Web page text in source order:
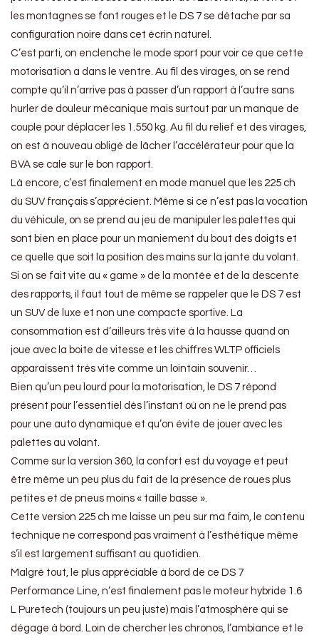
les montagnes se font rouges et le DS 7 se détache par sa
configuration noire dans cet écrin naturel.
C’est parti, on enclenche le mode sport pour voir ce que cette
motorisation a dans le ventre. Au fil des virages, on se rend
compte qu’il n’arrive pas à passer d’un rapport à l’autre sans
hurler de douleur mécanique mais surtout par un manque de
couple pour déplacer les 1.550 kg. Au fil du relief et des virages,
on est à nouveau obligé de lâcher l’accélérateur pour que la
BVA se cale sur le bon rapport.
Là encore, c’est finalement en mode manuel que les 225 ch
du SUV français s’apprécient. Même si ce n’est pas la vocation
du véhicule, on se prend au jeu de manipuler les palettes qui
sont bien en place pour un maniement du bout des doigts et
ce quelle que soit la position des mains sur la jante du volant.
Si on se fait vite au « game » de la montée et de la descente
des rapports, il faut tout de même se rappeler que le DS 7 est
un SUV de luxe et non une compacte sportive. La
consommation est d’ailleurs très vite à la hausse quand on
joue avec la boite de vitesse et les chiffres WLTP officiels
apparaissent très vite comme un lointain souvenir…
Bien qu’un peu lourd pour la motorisation, le DS 7 répond
présent pour l’essentiel dès l’instant où on ne le prend pas
pour une auto dynamique et qu’on évite de jouer avec les
palettes au volant.
Comme sur la version 360, la confort est du voyage et peut
être même un peu plus du fait de la présence de roues plus
petites et de pneus moins « taille basse ».
Cette version 225 ch me laisse un peu sur ma faim, le contenu
technique ne correspond pas vraiment à l’esthétique même
s’il est largement suffisant au quotidien.
Malgré tout, le plus appréciable à bord de ce DS 7
Performance Line, n’est finalement pas le moteur hybride 1.6
L Puretech (toujours un peu juste) mais l’atmosphère qui se
dégage à bord. Loin de chercher les chronos, l’ambiance et le